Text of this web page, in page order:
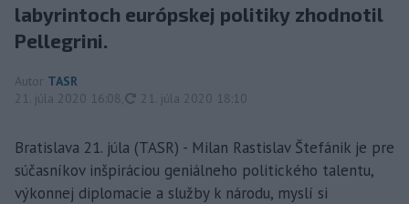
labyrintoch európskej politiky zhodnotil
Pellegrini.
Autor TASR
21. júla 2020 16:08
aktualizované
21. júla 2020 18:10
Bratislava 21. júla (TASR) - Milan Rastislav Štefánik je pre
súčasníkov inšpiráciou geniálneho politického talentu,
výkonnej diplomacie a služby k národu, myslí si